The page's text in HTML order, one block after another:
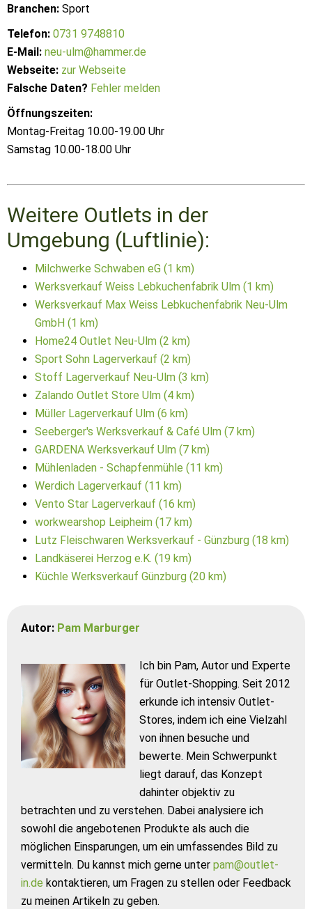
Branchen: Sport
Telefon: 0731 9748810
E-Mail: neu-ulm@hammer.de
Webseite: zur Webseite
Falsche Daten? Fehler melden
Öffnungszeiten:
Montag-Freitag 10.00-19.00 Uhr
Samstag 10.00-18.00 Uhr
Weitere Outlets in der
Umgebung (Luftlinie):
Milchwerke Schwaben eG (1 km)
Werksverkauf Weiss Lebkuchenfabrik Ulm (1 km)
Werksverkauf Max Weiss Lebkuchenfabrik Neu-Ulm
GmbH (1 km)
Home24 Outlet Neu-Ulm (2 km)
Sport Sohn Lagerverkauf (2 km)
Stoff Lagerverkauf Neu-Ulm (3 km)
Zalando Outlet Store Ulm (4 km)
Müller Lagerverkauf Ulm (6 km)
Seeberger's Werksverkauf & Café Ulm (7 km)
GARDENA Werksverkauf Ulm (7 km)
Mühlenladen - Schapfenmühle (11 km)
Werdich Lagerverkauf (11 km)
Vento Star Lagerverkauf (16 km)
workwearshop Leipheim (17 km)
Lutz Fleischwaren Werksverkauf - Günzburg (18 km)
Landkäserei Herzog e.K. (19 km)
Küchle Werksverkauf Günzburg (20 km)
Autor: Pam Marburger
Ich bin Pam, Autor und Experte
für Outlet-Shopping. Seit 2012
erkunde ich intensiv Outlet-
Stores, indem ich eine Vielzahl
von ihnen besuche und
bewerte. Mein Schwerpunkt
liegt darauf, das Konzept
dahinter objektiv zu
betrachten und zu verstehen. Dabei analysiere ich
sowohl die angebotenen Produkte als auch die
möglichen Einsparungen, um ein umfassendes Bild zu
vermitteln. Du kannst mich gerne unter pam@outlet-
in.de kontaktieren, um Fragen zu stellen oder Feedback
zu meinen Artikeln zu geben.